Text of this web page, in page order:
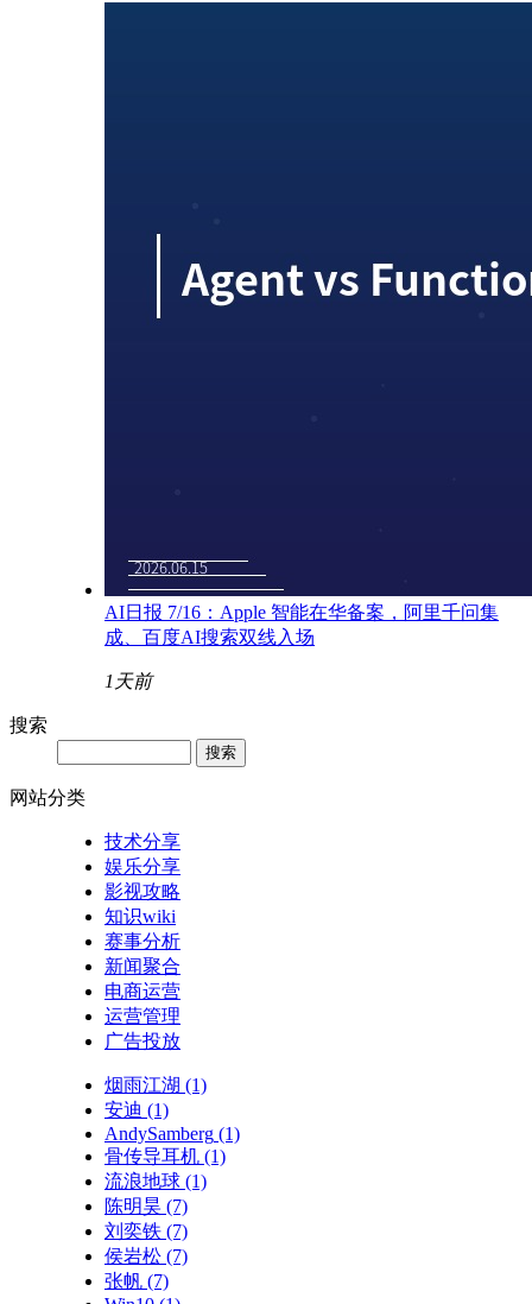
AI日报 7/16：Apple 智能在华备案，阿里千问集
成、百度AI搜索双线入场
1天前
搜索
网站分类
技术分享
娱乐分享
影视攻略
知识wiki
赛事分析
新闻聚合
电商运营
运营管理
广告投放
烟雨江湖 (1)
安迪 (1)
AndySamberg (1)
骨传导耳机 (1)
流浪地球 (1)
陈明昊 (7)
刘奕铁 (7)
侯岩松 (7)
张帆 (7)